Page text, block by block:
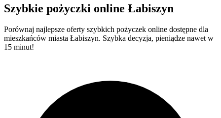
Szybkie pożyczki online Łabiszyn
Porównaj najlepsze oferty szybkich pożyczek online dostępne dla
mieszkańców miasta Łabiszyn. Szybka decyzja, pieniądze nawet w
15 minut!